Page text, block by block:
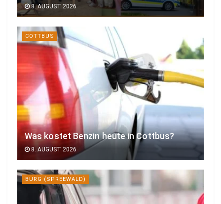
8. AUGUST 2026
COTTBUS
Was kostet Benzin heute in Cottbus?
8. AUGUST 2026
BURG (SPREEWALD)